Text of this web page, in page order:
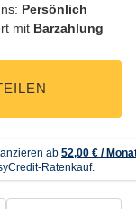
Persönlich
mit Barzahlung